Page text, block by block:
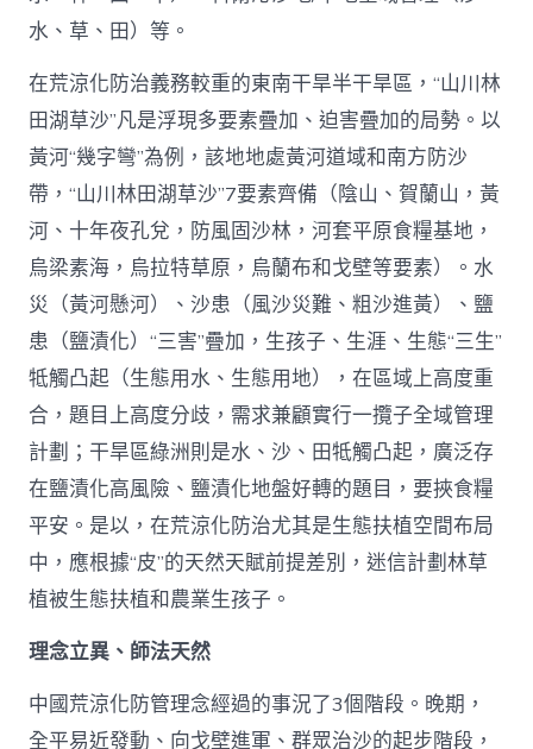
水、草、田）等。
在荒涼化防治義務較重的東南干旱半干旱區，“山川林
田湖草沙”凡是浮現多要素疊加、迫害疊加的局勢。以
黃河“幾字彎”為例，該地地處黃河道域和南方防沙
帶，“山川林田湖草沙”7要素齊備（陰山、賀蘭山，黃
河、十年夜孔兌，防風固沙林，河套平原食糧基地，
烏梁素海，烏拉特草原，烏蘭布和戈壁等要素）。水
災（黃河懸河）、沙患（風沙災難、粗沙進黃）、鹽
患（鹽漬化）“三害”疊加，生孩子、生涯、生態“三生”
牴觸凸起（生態用水、生態用地），在區域上高度重
合，題目上高度分歧，需求兼顧實行一攬子全域管理
計劃；干旱區綠洲則是水、沙、田牴觸凸起，廣泛存
在鹽漬化高風險、鹽漬化地盤好轉的題目，要挾食糧
平安。是以，在荒涼化防治尤其是生態扶植空間布局
中，應根據“皮”的天然天賦前提差別，迷信計劃林草
植被生態扶植和農業生孩子。
理念立異、師法天然
中國荒涼化防管理念經過的事況了3個階段。晚期，
全平易近發動、向戈壁進軍、群眾治沙的起步階段，